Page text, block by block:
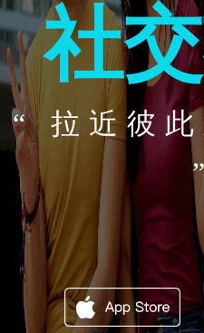
社
“ 拉近彼